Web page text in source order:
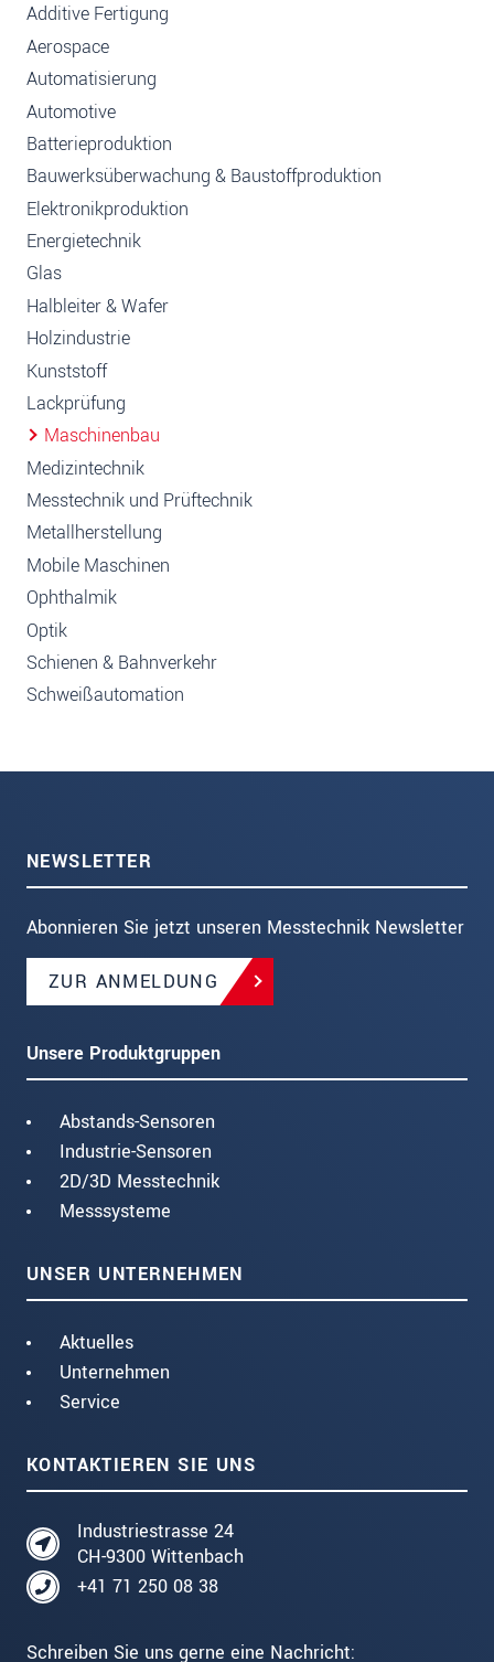
Additive Fertigung
Aerospace
Automatisierung
Automotive
Batterieproduktion
Bauwerksüberwachung & Baustoffproduktion
Elektronikproduktion
Energietechnik
Glas
Halbleiter & Wafer
Holzindustrie
Kunststoff
Lackprüfung
Maschinenbau
Medizintechnik
Messtechnik und Prüftechnik
Metallherstellung
Mobile Maschinen
Ophthalmik
Optik
Schienen & Bahnverkehr
Schweißautomation
NEWSLETTER
Abonnieren Sie jetzt unseren Messtechnik Newsletter
ZUR ANMELDUNG
Unsere Produktgruppen
Abstands-Sensoren
Industrie-Sensoren
2D/3D Messtechnik
Messsysteme
UNSER UNTERNEHMEN
Aktuelles
Unternehmen
Service
KONTAKTIEREN SIE UNS
Industriestrasse 24
CH-9300 Wittenbach
+41 71 250 08 38
Schreiben Sie uns gerne eine Nachricht: